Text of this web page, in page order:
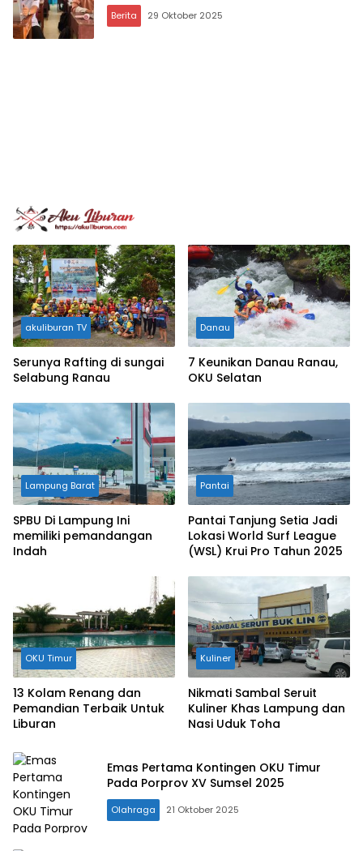
Berita 29 Oktober 2025
akuliburan TV
Serunya Rafting di sungai
Selabung Ranau
Danau
7 Keunikan Danau Ranau,
OKU Selatan
Lampung Barat
SPBU Di Lampung Ini
memiliki pemandangan
Indah
Pantai
Pantai Tanjung Setia Jadi
Lokasi World Surf League
(WSL) Krui Pro Tahun 2025
OKU Timur
13 Kolam Renang dan
Pemandian Terbaik Untuk
Liburan
Kuliner
Nikmati Sambal Seruit
Kuliner Khas Lampung dan
Nasi Uduk Toha
Emas Pertama Kontingen OKU Timur
Pada Porprov XV Sumsel 2025
Olahraga 21 Oktober 2025